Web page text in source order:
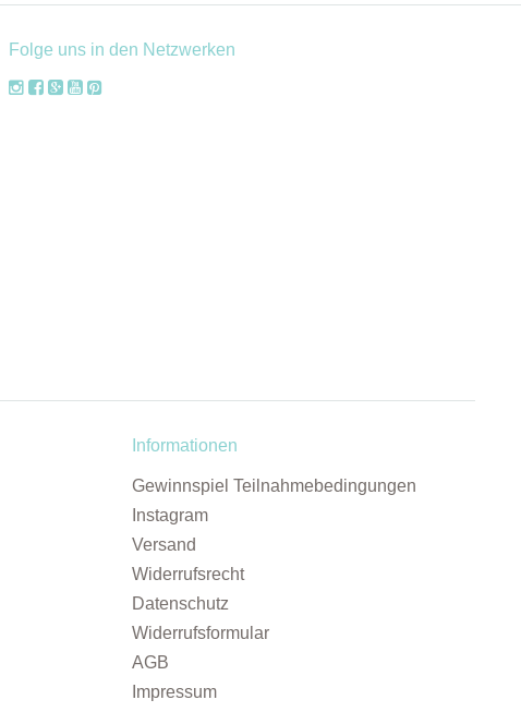
Folge uns in den Netzwerken
Informationen
Gewinnspiel Teilnahmebedingungen
Instagram
Versand
Widerrufsrecht
Datenschutz
Widerrufsformular
AGB
Impressum